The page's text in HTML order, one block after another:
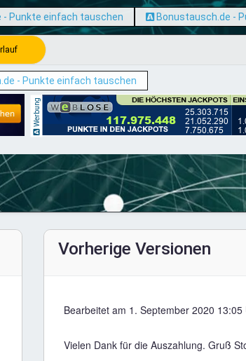
- Punkte einfach tauschen Bonustausch.de -
- Punkte einfach tauschen
Werbung
Vorherige Versionen
Bearbeitet am 1. September 2020 13:05
Vielen Dank für die Auszahlung. Gruß